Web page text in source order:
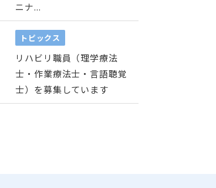
ニナ...
トピックス
リハビリ職員（理学療法
士・作業療法士・言語聴覚
士）を募集しています